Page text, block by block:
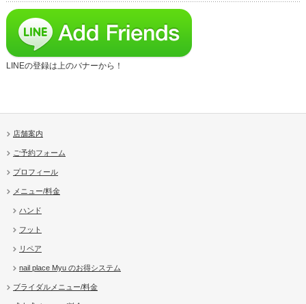
LINEの登録は上のバナーから！
店舗案内
ご予約フォーム
プロフィール
メニュー/料金
ハンド
フット
リペア
nail place Myu のお得システム
ブライダルメニュー/料金